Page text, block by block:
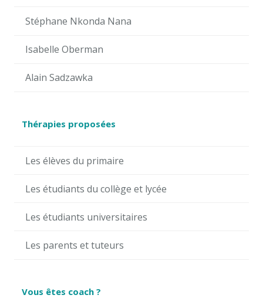
Stéphane Nkonda Nana
Isabelle Oberman
Alain Sadzawka
Thérapies proposées
Les élèves du primaire
Les étudiants du collège et lycée
Les étudiants universitaires
Les parents et tuteurs
Vous êtes coach ?